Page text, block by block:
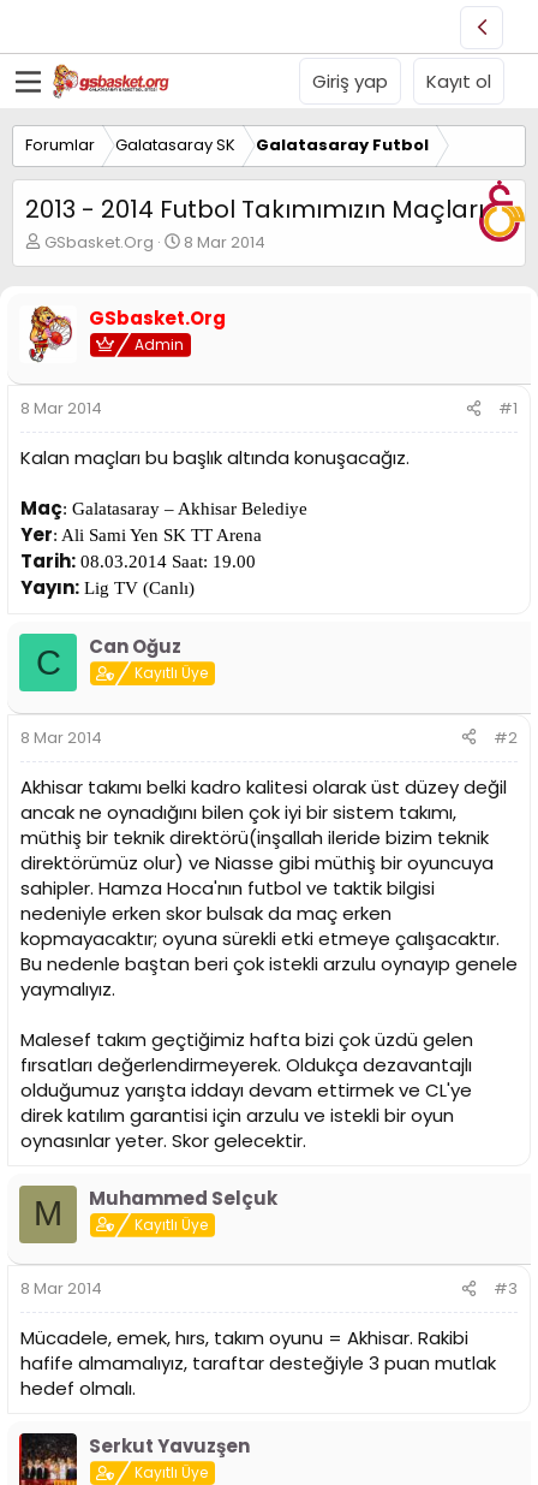
Giriş yap Kayıt ol
Forumlar Galatasaray SK Galatasaray Futbol
2013 - 2014 Futbol Takımımızın Maçları
K
o
u
y
u
a
ş
l
a
a
n
GSbasket.Org
B
a
a
n
ı
t
a
i
h
i
8 Mar 2014
GSbasket.Org
Admin
8 Mar 2014 #1
Kalan maçları bu başlık altında konuşacağız.
Maç: Galatasaray – Akhisar Belediye
Yer: Ali Sami Yen SK TT Arena
Tarih: 08.03.2014 Saat: 19.00
Yayın: Lig TV (Canlı)
C Can Oğuz
Kayıtlı Üye
8 Mar 2014 #2
Akhisar takımı belki kadro kalitesi olarak üst düzey değil
ancak ne oynadığını bilen çok iyi bir sistem takımı,
müthiş bir teknik direktörü(inşallah ileride bizim teknik
direktörümüz olur) ve Niasse gibi müthiş bir oyuncuya
sahipler. Hamza Hoca'nın futbol ve taktik bilgisi
nedeniyle erken skor bulsak da maç erken
kopmayacaktır; oyuna sürekli etki etmeye çalışacaktır.
Bu nedenle baştan beri çok istekli arzulu oynayıp genele
yaymalıyız.
Malesef takım geçtiğimiz hafta bizi çok üzdü gelen
fırsatları değerlendirmeyerek. Oldukça dezavantajlı
olduğumuz yarışta iddayı devam ettirmek ve CL'ye
direk katılım garantisi için arzulu ve istekli bir oyun
oynasınlar yeter. Skor gelecektir.
M Muhammed Selçuk
Kayıtlı Üye
8 Mar 2014 #3
Mücadele, emek, hırs, takım oyunu = Akhisar. Rakibi
hafife almamalıyız, taraftar desteğiyle 3 puan mutlak
hedef olmalı.
Serkut Yavuzşen
Kayıtlı Üye